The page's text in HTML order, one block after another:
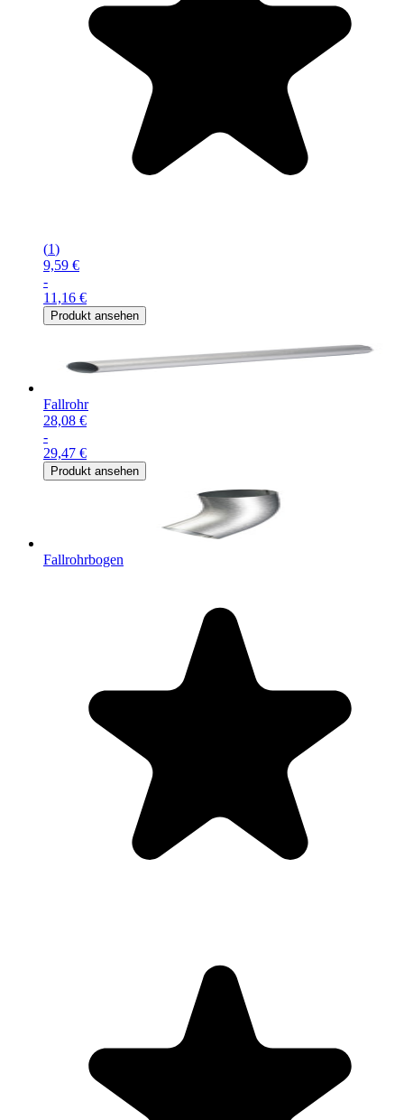
(1)
9,59 €
-
11,16 €
Produkt ansehen
Fallrohr
28,08 €
-
29,47 €
Produkt ansehen
Fallrohrbogen